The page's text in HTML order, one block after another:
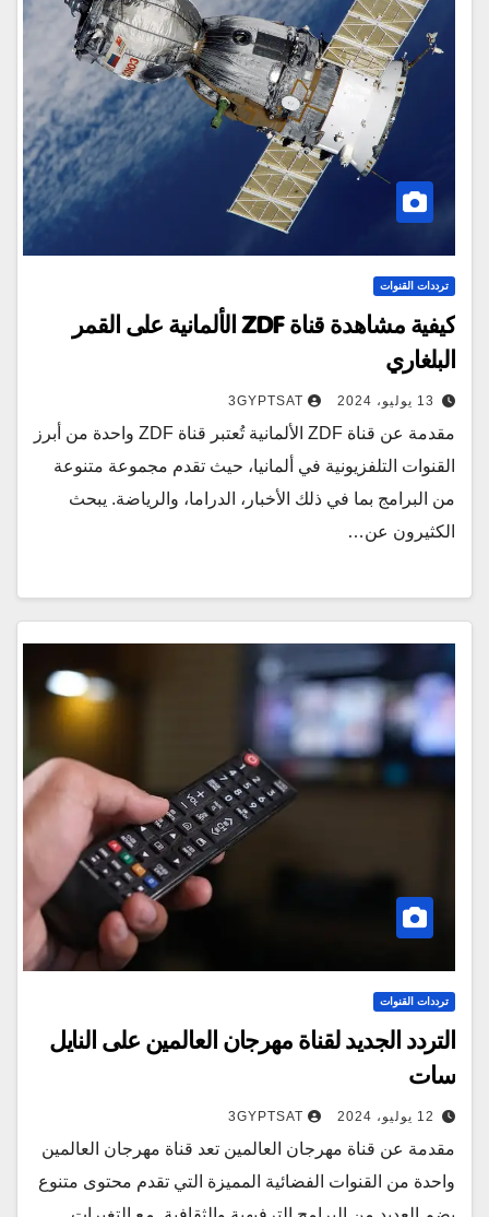
ترددات القنوات
كيفية مشاهدة قناة ZDF الألمانية على القمر
البلغاري
13 يوليو، 2024 3GYPTSAT
مقدمة عن قناة ZDF الألمانية تُعتبر قناة ZDF واحدة من أبرز
القنوات التلفزيونية في ألمانيا، حيث تقدم مجموعة متنوعة
من البرامج بما في ذلك الأخبار، الدراما، والرياضة. يبحث
الكثيرون عن…
ترددات القنوات
التردد الجديد لقناة مهرجان العالمين على النايل
سات
12 يوليو، 2024 3GYPTSAT
مقدمة عن قناة مهرجان العالمين تعد قناة مهرجان العالمين
واحدة من القنوات الفضائية المميزة التي تقدم محتوى متنوع